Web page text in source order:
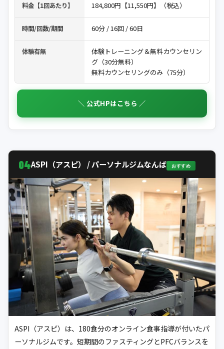
料金【1回あたり】 184,800円【11,550円】（税込）
時間/回数/期間 60分 / 16回 / 60日
体験有無
体験トレーニング＆無料カウンセリン
グ（30分無料）
無料カウンセリングのみ（75分）
＼ 公式HPはこちら ／
04ASPI（アスピ） / パーソナルジムなんば おすすめ
ASPI（アスピ）は、180食分のオンライン食事指導が付いたパ
ーソナルジムです。短期間のファスティングとPFCバランスを